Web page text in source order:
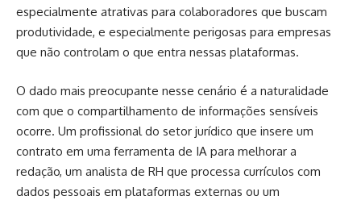
especialmente atrativas para colaboradores que buscam
produtividade, e especialmente perigosas para empresas
que não controlam o que entra nessas plataformas.
O dado mais preocupante nesse cenário é a naturalidade
com que o compartilhamento de informações sensíveis
ocorre. Um profissional do setor jurídico que insere um
contrato em uma ferramenta de IA para melhorar a
redação, um analista de RH que processa currículos com
dados pessoais em plataformas externas ou um